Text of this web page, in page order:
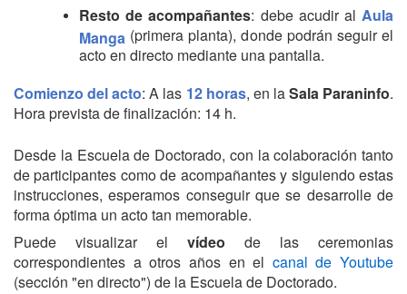
Resto de acompañantes: debe acudir alAula
Manga (primera planta), donde podrán seguir el
acto en directo mediante una pantalla.
Comienzo del acto: A las 12 horas, en laSala Paraninfo.
Hora prevista de finalización: 14 h.
Desde la Escuela de Doctorado, con la colaboración tanto
de participantes como de acompañantes y siguiendo estas
instrucciones, esperamos conseguir que se desarrolle de
forma óptima un acto tan memorable.
Puede visualizar el vídeo de las ceremonias
correspondientes a otros años en el canal de Youtube
(sección "en directo") de la Escuela de Doctorado.